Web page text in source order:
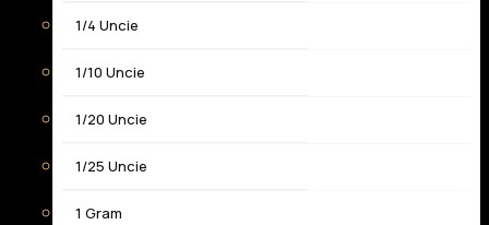
1/4 Uncie
1/10 Uncie
1/20 Uncie
1/25 Uncie
1 Gram